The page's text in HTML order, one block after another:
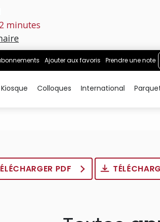
minutes
Ajouter aux favoris Prendre une note
Kiosque Colloques International
PDF